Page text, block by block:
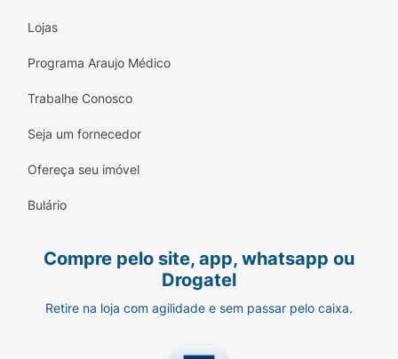
Lojas
Programa Araujo Médico
Trabalhe Conosco
Seja um fornecedor
Ofereça seu imóvel
Bulário
Compre pelo site, app, whatsapp ou
Drogatel
Retire na loja com agilidade e sem passar pelo caixa.